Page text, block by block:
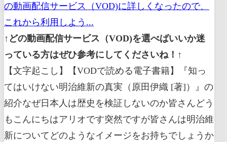
の動画配信サービス（VOD)に詳しくなったので、
これから利用しよう...
↑どの動画配信サービス（VOD)を選べばいいか迷
っている方はぜひ参考にしてくださいね！↑
【文字起こし】【VODで読める電子書籍】『知っ
てはいけない明治維新の真実（原田伊織 [著]）』の
紹介なぜ日本人は歴史を検証しないのか皆さんどう
もこんにちはアリオです突然ですが皆さんは明治維
新についてどのようなイメージをお持ちでしょうか